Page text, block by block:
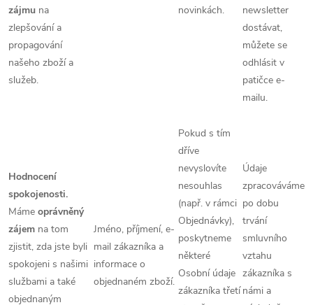
zájmu na
zlepšování a
propagování
našeho zboží a
služeb.
novinkách.
newsletter
dostávat,
můžete se
odhlásit v
patičce e-
mailu.
Hodnocení
spokojenosti.
Máme oprávněný
zájem na tom
zjistit, zda jste byli
spokojeni s našimi
službami a také
objednaným
Jméno, příjmení, e-
mail zákazníka a
informace o
objednaném zboží.
Pokud s tím
dříve
nevyslovíte
nesouhlas
(např. v rámci
Objednávky),
poskytneme
některé
Osobní údaje
zákazníka třetí
Údaje
zpracováváme
po dobu
trvání
smluvního
vztahu
zákazníka s
námi a